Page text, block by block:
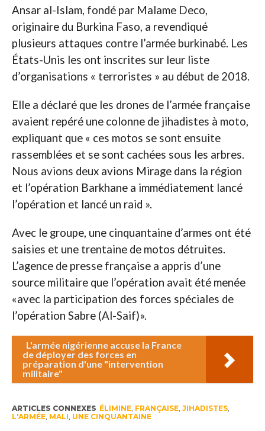
Ansar al-Islam, fondé par Malame Deco,
originaire du Burkina Faso, a revendiqué
plusieurs attaques contre l’armée burkinabé. Les
États-Unis les ont inscrites sur leur liste
d’organisations « terroristes » au début de 2018.
Elle a déclaré que les drones de l’armée française
avaient repéré une colonne de jihadistes à moto,
expliquant que « ces motos se sont ensuite
rassemblées et se sont cachées sous les arbres.
Nous avions deux avions Mirage dans la région
et l’opération Barkhane a immédiatement lancé
l’opération et lancé un raid ».
Avec le groupe, une cinquantaine d’armes ont été
saisies et une trentaine de motos détruites.
L’agence de presse française a appris d’une
source militaire que l’opération avait été menée
«avec la participation des forces spéciales de
l’opération Sabre (Al-Saif)».
L'armée nigérienne accuse la France
de déployer des forces en
préparation d'une "intervention
militaire"
ARTICLES CONNEXES ÉLIMINE, FRANÇAISE, JIHADISTES,
L'ARMÉE, MALI UNE CINQUANTAINE